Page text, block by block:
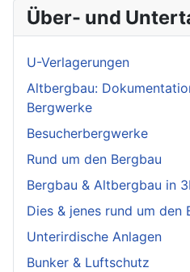
Über- und
U-Verlagerungen
Altbergbau:
Bergwerke
Besucherbergwerke
Rund um den Bergbau
Bergbau & Altbergbau in
Dies & jenes rund um den
Unterirdische Anlagen
Bunker & Luftschutz